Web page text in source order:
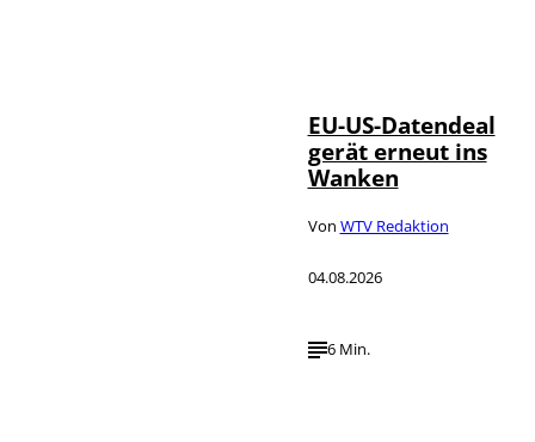
EU-US-Datendeal
gerät erneut ins
Wanken
Von WTV Redaktion
04.08.2026
6 Min.